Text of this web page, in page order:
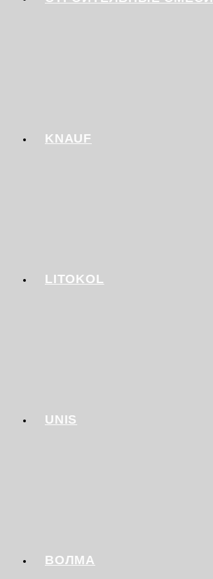
KNAUF
LITOKOL
UNIS
ВОЛМА